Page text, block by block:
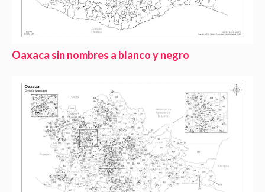
Oaxaca sin nombres a blanco y negro